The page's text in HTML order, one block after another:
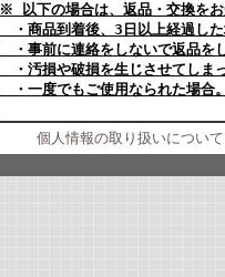
※ 以下の場合は、返品・交換を
・商品到着後、3日以上経過し
・事前に連絡をしないで返品を
・汚損や破損を生じさせてしま
・一度でもご使用なられた場合
個人情報の取り扱いについて